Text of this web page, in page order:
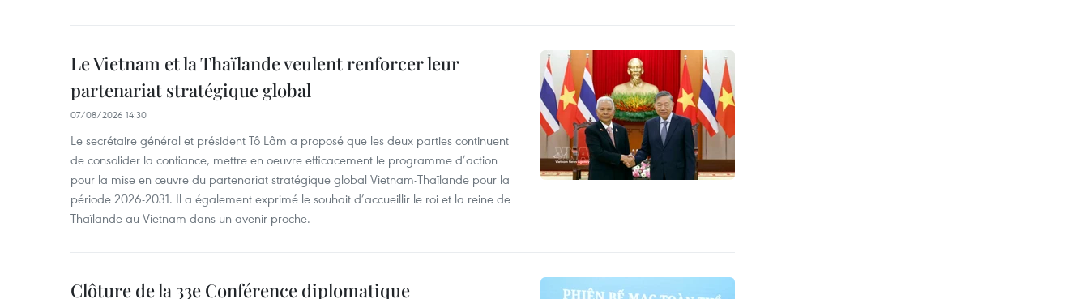
Le Vietnam et la Thaïlande veulent renforcer leur
partenariat stratégique global
07/08/2026 14:30
Le secrétaire général et président Tô Lâm a proposé que les deux parties continuent
de consolider la confiance, mettre en oeuvre efficacement le programme d’action
pour la mise en œuvre du partenariat stratégique global Vietnam-Thaïlande pour la
période 2026-2031. Il a également exprimé le souhait d’accueillir le roi et la reine de
Thaïlande au Vietnam dans un avenir proche.
Clôture de la 33e Conférence diplomatique